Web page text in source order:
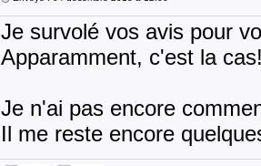
Je survolé vos avis pour
Apparamment, c'est la
Je n'ai pas encore
Il me reste encore